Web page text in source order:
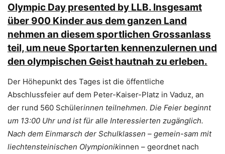
Olympic Day presented by LLB. Insgesamt
über 900 Kinder aus dem ganzen Land
nehmen an diesem sportlichen Grossanlass
teil, um neue Sportarten kennenzulernen und
den olympischen Geist hautnah zu erleben.
Der Höhepunkt des Tages ist die öffentliche
Abschlussfeier auf dem Peter-Kaiser-Platz in Vaduz, an
der rund 560 Schülerinnen teilnehmen. Die Feier beginnt
um 13:00 Uhr und ist für alle Interessierten zugänglich.
Nach dem Einmarsch der Schulklassen – gemein-sam mit
liechtensteinischen Olympionikinnen – geordnet nach